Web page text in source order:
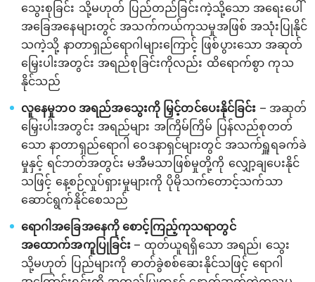
သွေးစုခြင်း သို့မဟုတ် ပြည်တည်ခြင်းကဲ့သို့သော အရေးပေါ်
အခြေအနေများတွင် အသက်ကယ်ကုသမှုအဖြစ် အသုံးပြုနိုင်
သကဲ့သို့ နာတာရှည်ရောဂါများကြောင့် ဖြစ်ပွားသော အဆုတ်
မြှေးပါးအတွင်း အရည်စုခြင်းကိုလည်း ထိရောက်စွာ ကုသ
နိုင်သည်
လူနေမှုဘဝ အရည်အသွေးကို မြှင့်တင်ပေးနိုင်ခြင်း – အဆုတ်
မြှေးပါးအတွင်း အရည်များ အကြိမ်ကြိမ် ပြန်လည်စုတတ်
သော နာတာရှည်ရောဂါ ဝေဒနာရှင်များတွင် အသက်ရှူရခက်ခဲ
မှုနှင့် ရင်ဘတ်အတွင်း မအီမသာဖြစ်မှုတို့ကို လျှော့ချပေးနိုင်
သဖြင့် နေ့စဉ်လှုပ်ရှားမှုများကို ပိုမိုသက်တောင့်သက်သာ
ဆောင်ရွက်နိုင်စေသည်
ရောဂါအခြေအနေကို စောင့်ကြည့်ကုသရာတွင်
အထောက်အကူပြုခြင်း – ထုတ်ယူရရှိသော အရည်၊ သွေး
သို့မဟုတ် ပြည်များကို ဓာတ်ခွဲစစ်ဆေးနိုင်သဖြင့် ရောဂါ